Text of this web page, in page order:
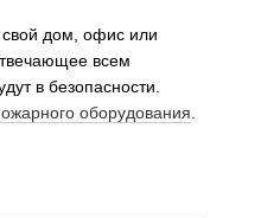
cвой дом, офис или
всем
в безопасности.
оборудования